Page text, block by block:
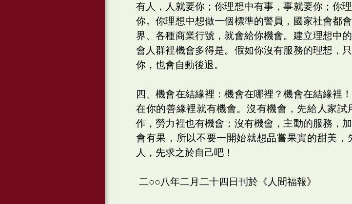
有人，人就要你；你理想中有事，事就要你；你
你。你理想中想做一個標準的警員，國家社會都
界、各種商業行號，就會給你機會。建立理想中
會人群裡機會多得是。假如你沒有服務的理想，
你，也會自動後退。
四、機會在結緣裡：機會在哪裡？機會在結緣裡
在你的善緣裡就有機會。沒有機會，先給人家
作，勞力裡也有機會；沒有機會，主動的服務，
會有果，所以不要一開始就想品嘗果實的甜美
人，先求之於自己吧！
二○○八年二月二十四日刊於《人間福報》